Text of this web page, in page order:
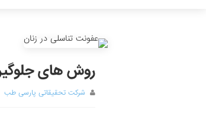
روش های
شرکت تحقیقاتی پارسی طب